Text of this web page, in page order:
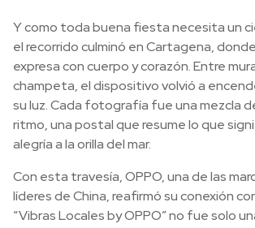
Y como toda buena fiesta necesita un
el recorrido culminó en Cartagena,
expresa con cuerpo y corazón. Entre
champeta, el dispositivo volvió a
su luz. Cada fotografía fue una mezcla
ritmo, una postal que resume lo que
alegría a la orilla del mar.
Con esta travesía, OPPO, una de las
líderes de China, reafirmó su conexión
“Vibras Locales by OPPO” no fue solo